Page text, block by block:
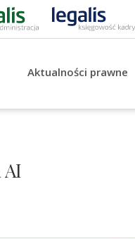
Aktualności prawne